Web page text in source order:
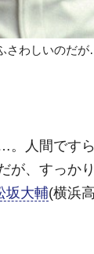
さわしいのだ
人間です
が、すっか
坂大輔(横浜